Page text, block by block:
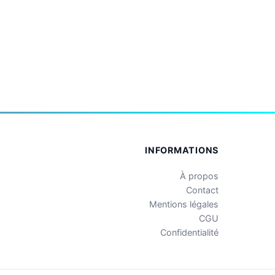
INFORMATIONS
À propos
Contact
Mentions légales
CGU
Confidentialité